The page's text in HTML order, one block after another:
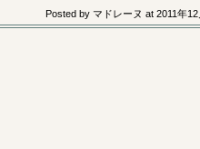
Posted by マドレーヌ at 2011年